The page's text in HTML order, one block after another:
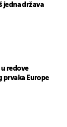
jedna država
redove
prvaka Europe